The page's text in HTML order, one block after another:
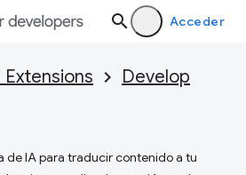
Acceder
Develop
de IA para traducir contenido a tu